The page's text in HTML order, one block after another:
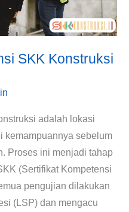
SKK Konstruksi
adalah lokasi
kemampuannya sebelum
Proses ini menjadi tahap
(Sertifikat Kompetensi
pengujian dilakukan
(LSP) dan mengacu